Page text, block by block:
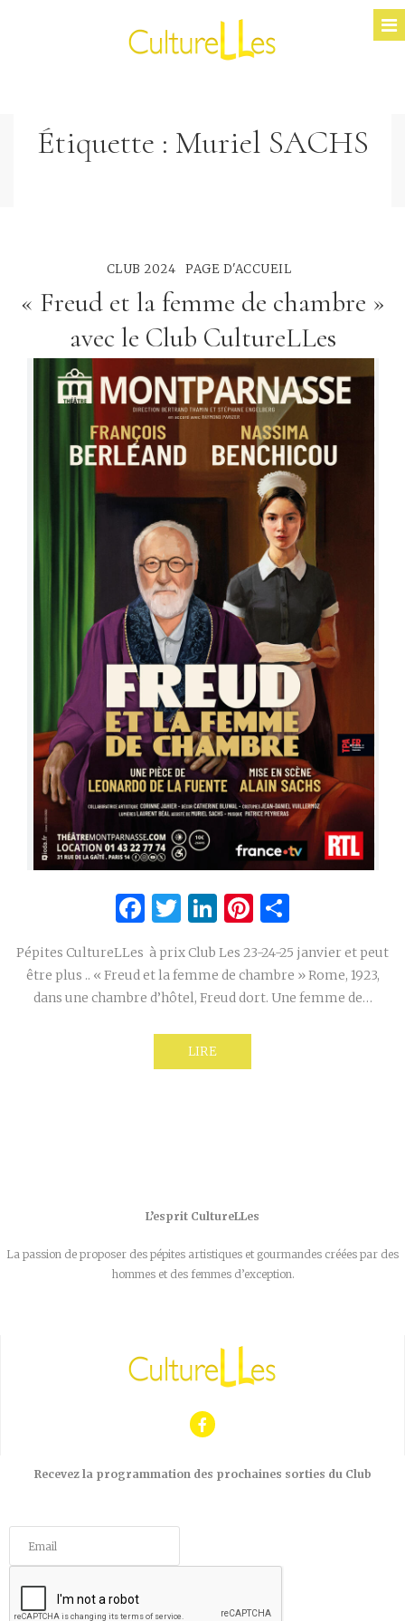
Étiquette : Muriel SACHS
CLUB 2024 PAGE D'ACCUEIL
« Freud et la femme de chambre »
avec le Club CultureLLes
Facebook
Twitter
LinkedIn
Pinterest
Pépites CultureLLes à prix Club Les 23-24-25 janvier et peut
être plus .. « Freud et la femme de chambre » Rome, 1923,
dans une chambre d’hôtel, Freud dort. Une femme de…
LIRE
L’esprit CultureLLes
La passion de proposer des pépites artistiques et gourmandes créées par des
hommes et des femmes d’exception.
Recevez la programmation des prochaines sorties du Club